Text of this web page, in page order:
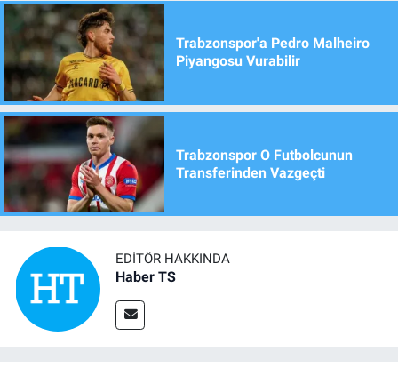
Trabzonspor'a Pedro Malheiro
Piyangosu Vurabilir
Trabzonspor O Futbolcunun
Transferinden Vazgeçti
EDITÖR HAKKINDA
Haber TS